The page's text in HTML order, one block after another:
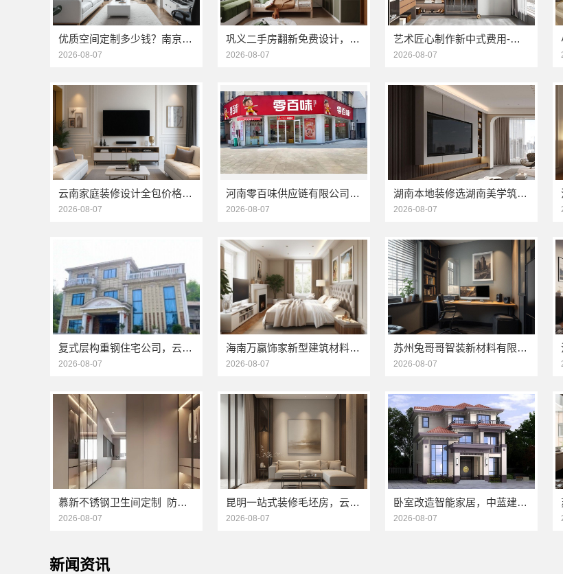
优质空间定制多少钱？南京市创亿讯透明报价参考
2026-08-07
巩义二手房翻新免费设计，河南璟臻环保建材有限公司
2026-08-07
艺术匠心制作新中式费用-江苏东钢金属家居有限公司详解
2026-08-07
云南家庭装修设计全包价格-云南至高新型建材有限公司
2026-08-07
河南零百味供应链有限公司轻投入硬折扣零食铺低风险经营
2026-08-07
湖南本地装修选湖南美学筑家建材，软装一站式
2026-08-07
复式层构重钢住宅公司，云南晟构建筑建材有限公司专业定制
2026-08-07
海南万赢饰家新型建筑材料有限公司严控装修成本
2026-08-07
苏州兔哥哥智装新材料有限公司昆山全案设计大平层快速施工
2026-08-07
慕新不锈钢卫生间定制_防潮防火304材质
2026-08-07
昆明一站式装修毛坯房，云南至高新型建材有限公司
2026-08-07
卧室改造智能家居，中蓝建投一站式解决方案
2026-08-07
新闻资讯